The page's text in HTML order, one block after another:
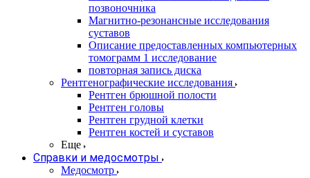
позвоночника
Магнитно-резонансные исследования
суставов
Описание предоставленных компьютерных
томограмм 1 исследование
повторная запись диска
Рентгенографические исследования
Рентген брюшной полости
Рентген головы
Рентген грудной клетки
Рентген костей и суставов
Еще
Справки и медосмотры
Медосмотр